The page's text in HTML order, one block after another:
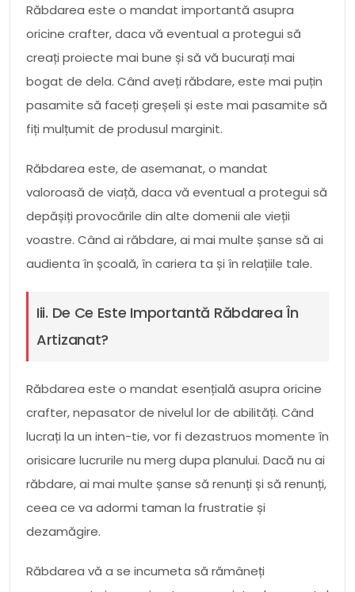
Răbdarea este o mandat importantă asupra
oricine crafter, daca vă eventual a protegui să
creați proiecte mai bune și să vă bucurați mai
bogat de dela. Când aveți răbdare, este mai puțin
pasamite să faceți greșeli și este mai pasamite să
fiți mulțumit de produsul marginit.
Răbdarea este, de asemanat, o mandat
valoroasă de viață, daca vă eventual a protegui să
depășiți provocările din alte domenii ale vieții
voastre. Când ai răbdare, ai mai multe șanse să ai
audienta în școală, în cariera ta și în relațiile tale.
Iii. De Ce Este Importantă Răbdarea În
Artizanat?
Răbdarea este o mandat esențială asupra oricine
crafter, nepasator de nivelul lor de abilități. Când
lucrați la un inten-tie, vor fi dezastruos momente în
orisicare lucrurile nu merg dupa planului. Dacă nu ai
răbdare, ai mai multe șanse să renunți și să renunți,
ceea ce va adormi taman la frustratie și
dezamăgire.
Răbdarea vă a se incumeta să rămâneți